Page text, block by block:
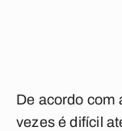
De acordo com
vezes é difícil